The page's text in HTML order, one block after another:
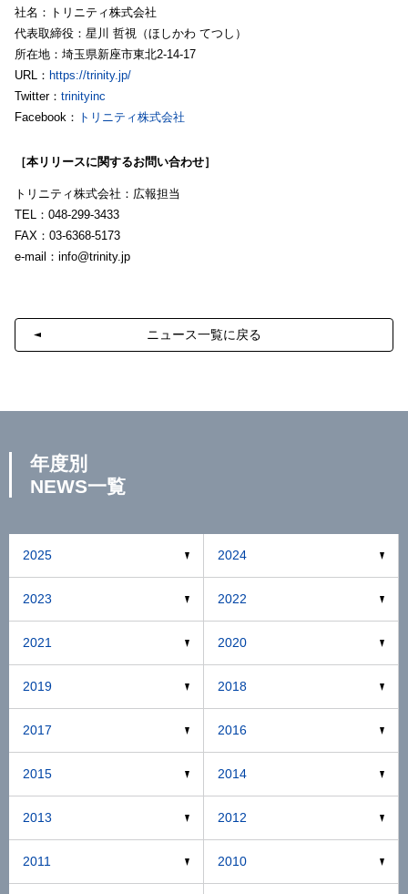
社名：トリニティ株式会社
代表取締役：星川 哲視（ほしかわ てつし）
所在地：埼玉県新座市東北2-14-17
URL： https://trinity.jp/
Twitter： trinityinc
Facebook： トリニティ株式会社
［本リリースに関するお問い合わせ］
トリニティ株式会社：広報担当
TEL：048-299-3433
FAX：03-6368-5173
e-mail： info@trinity.jp
ニュース一覧に戻る
年度別
NEWS一覧
2025 2024
2023 2022
2021 2020
2019 2018
2017 2016
2015 2014
2013 2012
2011 2010